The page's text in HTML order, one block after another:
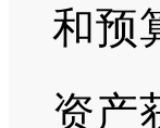
和预
资产